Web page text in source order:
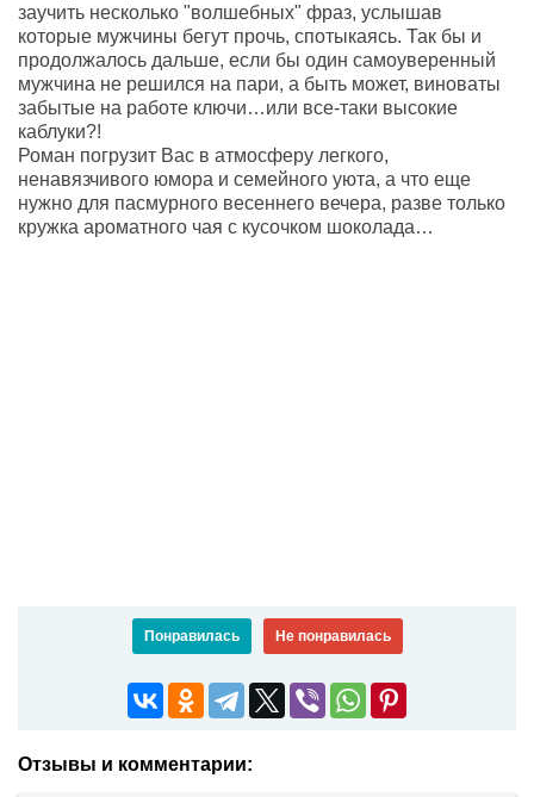
заучить несколько "волшебных" фраз, услышав
которые мужчины бегут прочь, спотыкаясь. Так бы и
продолжалось дальше, если бы один самоуверенный
мужчина не решился на пари, а быть может, виноваты
забытые на работе ключи…или все-таки высокие
каблуки?!
Роман погрузит Вас в атмосферу легкого,
ненавязчивого юмора и семейного уюта, а что еще
нужно для пасмурного весеннего вечера, разве только
кружка ароматного чая с кусочком шоколада…
Понравилась Не понравилась
Отзывы и комментарии: